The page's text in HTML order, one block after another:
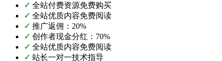
✓ 全站付费资源免费购买
✓ 全站优质内容免费阅读
✓ 推广返佣：20%
✓ 创作者现金分红：70%
✓ 全站优质内容免费阅读
✓ 站长一对一技术指导